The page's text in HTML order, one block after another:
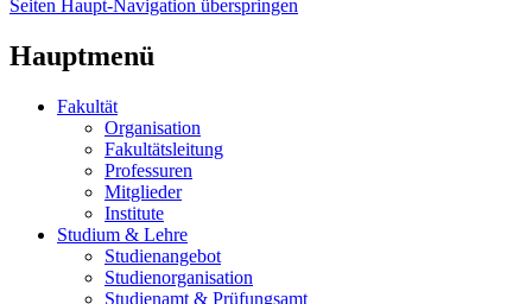
Seiten Haupt-Navigation überspringen
Hauptmenü
Fakultät
Organisation
Fakultätsleitung
Professuren
Mitglieder
Institute
Studium & Lehre
Studienangebot
Studienorganisation
Studienamt & Prüfungsamt